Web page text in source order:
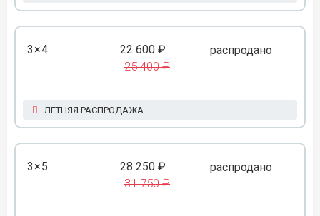
3×4 22 600 ₽
25 400 ₽
распродано
ЛЕТНЯЯ РАСПРОДАЖА
3×5 28 250 ₽
31 750 ₽
распродано